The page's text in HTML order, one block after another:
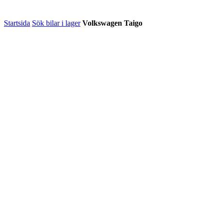
Startsida Sök bilar i lager Volkswagen Taigo